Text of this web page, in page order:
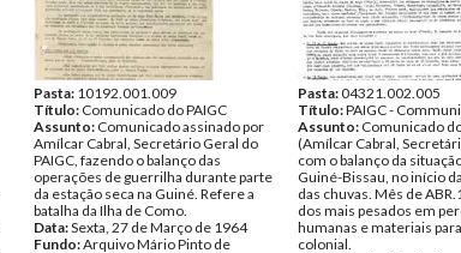
Pasta: 10192.001.009
Título: Comunicado do PAIGC
Assunto: Comunicado assinado por
Amílcar Cabral, Secretário Geral do
PAIGC, fazendo o balanço das
operações de guerrilha durante parte
da estação seca na Guiné. Refere a
batalha da Ilha de Como.
Data:Sexta, 27 de Março de 1964
Fundo:Arquivo Mário Pinto de
Pasta:04321.002.005
Título:PAIGC -
Assunto: Comunicado
(Amílcar Cabral,
com o balanço da
Guiné-Bissau, no início
das chuvas. Mês de
dos mais pesados em
humanas e materiais
colonial.